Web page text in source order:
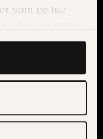
som de har
justera vilka
dem och hur